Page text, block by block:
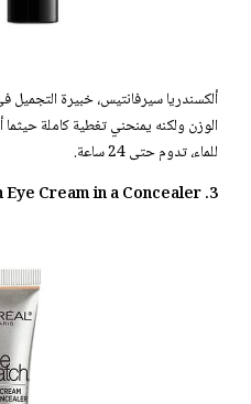
الوزن ولكنه يمنحني تغطية كاملة
للماء، تدوم حتى 24 ساعة.
3. L’Oréal Paris True Match Eye Cream in a Concealer